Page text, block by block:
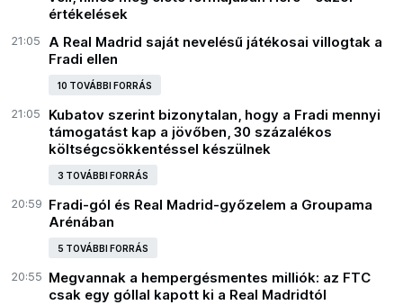
értékelések
21:05
A Real Madrid saját nevelésű játékosai villogtak a
Fradi ellen
10 TOVÁBBI FORRÁS
21:05
Kubatov szerint bizonytalan, hogy a Fradi mennyi
támogatást kap a jövőben, 30 százalékos
költségcsökkentéssel készülnek
3 TOVÁBBI FORRÁS
20:59 Fradi-gól és Real Madrid-győzelem a Groupama
Arénában
5 TOVÁBBI FORRÁS
20:55 Megvannak a hempergésmentes milliók: az FTC
csak egy góllal kapott ki a Real Madridtól